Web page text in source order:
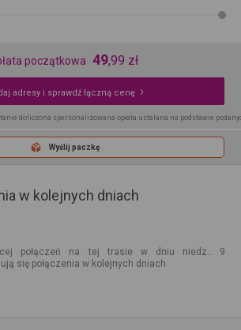
początkowa 49,99 zł
adresy i sprawdź łączną cenę
doliczona spersonalizowana opłata ustalana na podstawie
Wyślij paczkę
w kolejnych dniach
połączeń na tej trasie w dniu niedz.. 9
się połączenia w kolejnych dniach